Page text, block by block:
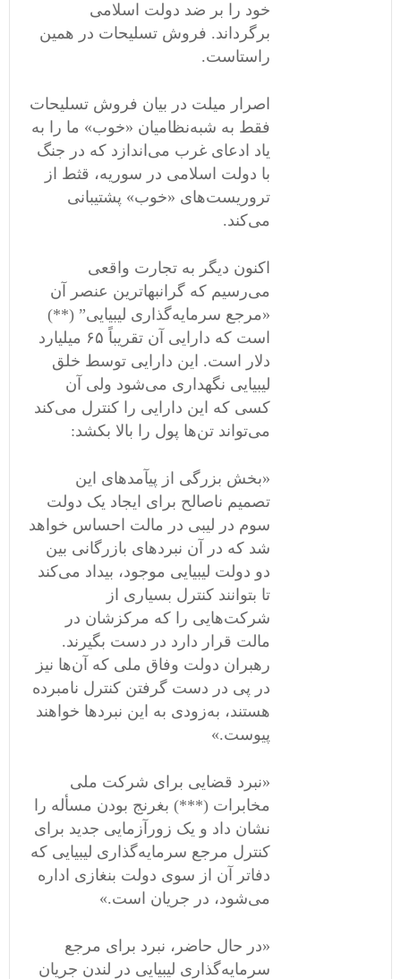
خود را بر ضد دولت اسلامی
‌برگرداند. فروش تسلیحات در همین
راستاست.
اصرار میلت در بیان فروش تسلیحات
فقط به شبه‌نظامیان «خوب» ما را به
یاد ادعای غرب می‌اندازد که در جنگ
با دولت اسلامی ‌در سوریه، قثط از
تروریست‌های «خوب» پشتیبانی
می‌کند.
اکنون دیگر به تجارت واقعی
می‌رسیم که گرانبهاترین عنصر آن
«مرجع سرمایه‌گذاری لیبیایی” (**)
است که دارایی آن تقریباً ۶۵ میلیارد
دلار است. این دارایی توسط خلق
لیبیایی نگهداری می‌شود ولی آن
کسی که این دارایی را کنترل می‌کند
می‌تواند تن‌ها پول را بالا بکشد:
«بخش بزرگی از پیآمدهای این
تصمیم ناصالح برای ایجاد یک دولت
سوم در لیبی در مالت احساس خواهد
شد که در آن نبردهای بازرگانی بین
دو دولت لیبیایی موجود، بیداد می‌کند
تا بتوانند کنترل بسیاری از
شرکت‌هایی را که مرکزشان در
مالت قرار دارد در دست بگیرند.
رهبران دولت وفاق ملی که آن‌ها نیز
در پی در دست گرفتن کنترل نامبرده
هستند، به‌زودی به این نبردها خواهند
پیوست.»
«نبرد قضایی برای شرکت ملی
مخابرات (***) بغرنج بودن مسأله را
نشان داد و یک زورآزمایی جدید برای
کنترل مرجع سرمایه‌گذاری لیبیایی که
دفاتر آن از سوی دولت بنغازی اداره
می‌شود، در جریان است.»
«در حال حاضر، نبرد برای مرجع
سرمایه‌گذاری لیبیایی در لندن جریان